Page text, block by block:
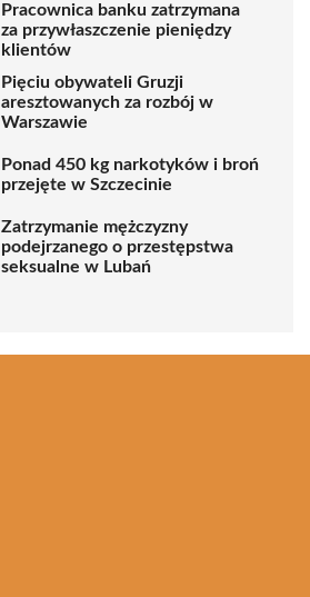
Pracownica banku zatrzymana
za przywłaszczenie pieniędzy
klientów
Pięciu obywateli Gruzji
aresztowanych za rozbój w
Warszawie
Ponad 450 kg narkotyków i broń
przejęte w Szczecinie
Zatrzymanie mężczyzny
podejrzanego o przestępstwa
seksualne w Lubań